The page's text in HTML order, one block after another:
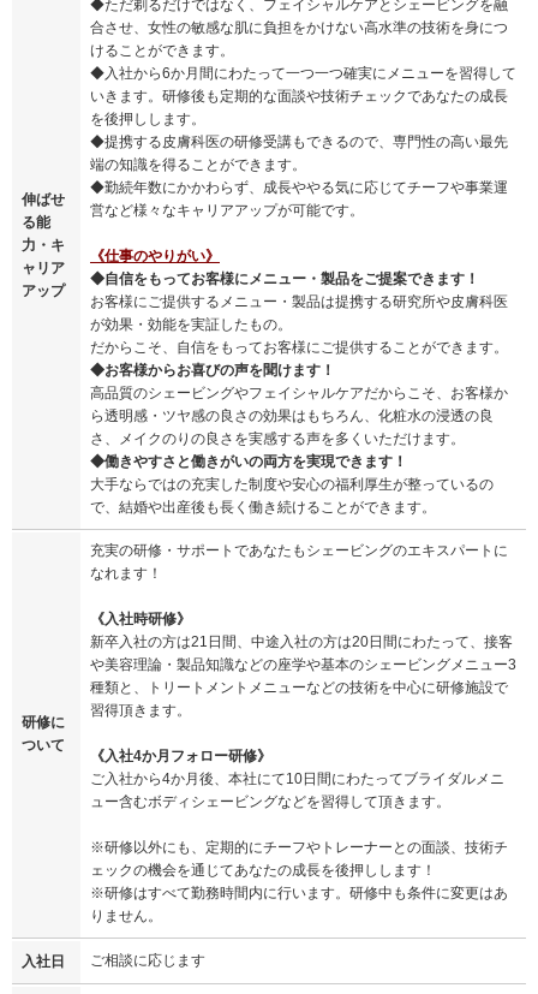
伸ばせ
る能
力・キ
ャリア
アップ
◆ただ剃るだけではなく、フェイシャルケアとシェービングを融
合させ、女性の敏感な肌に負担をかけない高水準の技術を身につ
けることができます。
◆入社から6か月間にわたって一つ一つ確実にメニューを習得して
いきます。研修後も定期的な面談や技術チェックであなたの成長
を後押しします。
◆提携する皮膚科医の研修受講もできるので、専門性の高い最先
端の知識を得ることができます。
◆勤続年数にかかわらず、成長ややる気に応じてチーフや事業運
営など様々なキャリアアップが可能です。
《仕事のやりがい》
◆自信をもってお客様にメニュー・製品をご提案できます！
お客様にご提供するメニュー・製品は提携する研究所や皮膚科医
が効果・効能を実証したもの。
だからこそ、自信をもってお客様にご提供することができます。
◆お客様からお喜びの声を聞けます！
高品質のシェービングやフェイシャルケアだからこそ、お客様か
ら透明感・ツヤ感の良さの効果はもちろん、化粧水の浸透の良
さ、メイクのりの良さを実感する声を多くいただけます。
◆働きやすさと働きがいの両方を実現できます！
大手ならではの充実した制度や安心の福利厚生が整っているの
で、結婚や出産後も長く働き続けることができます。
研修に
ついて
充実の研修・サポートであなたもシェービングのエキスパートに
なれます！
《入社時研修》
新卒入社の方は21日間、中途入社の方は20日間にわたって、接客
や美容理論・製品知識などの座学や基本のシェービングメニュー3
種類と、トリートメントメニューなどの技術を中心に研修施設で
習得頂きます。
《入社4か月フォロー研修》
ご入社から4か月後、本社にて10日間にわたってブライダルメニ
ュー含むボディシェービングなどを習得して頂きます。
※研修以外にも、定期的にチーフやトレーナーとの面談、技術チ
ェックの機会を通じてあなたの成長を後押しします！
※研修はすべて勤務時間内に行います。研修中も条件に変更はあ
りません。
入社日 ご相談に応じます